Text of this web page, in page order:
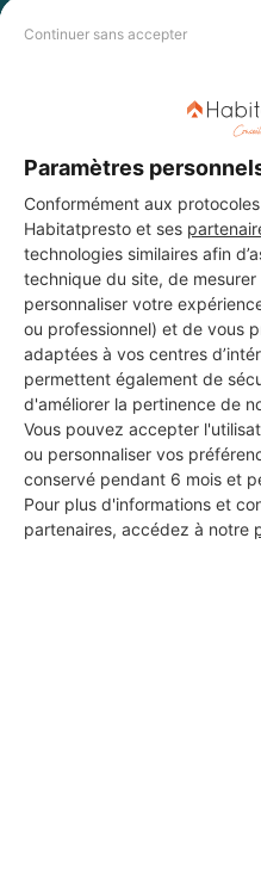
Continuer sans accepter
Paramètres
Conformément aux
Habitatpresto et ses
technologies similaires afin
technique du site, de mesurer
personnaliser votre
ou professionnel) et de vous
adaptées à vos centres
permettent également de
d'améliorer la pertinence de
Vous pouvez accepter
ou personnaliser vos
conservé pendant 6 mois et
Pour plus d'informations et
partenaires, accédez à notre
PAS LE
choisir ? Demandez des devis
professionnels